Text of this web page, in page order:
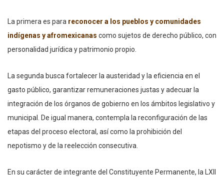
La primera es para reconocer a los pueblos y comunidades
indígenas y afromexicanas como sujetos de derecho público, con
personalidad jurídica y patrimonio propio.
La segunda busca fortalecer la austeridad y la eficiencia en el
gasto público, garantizar remuneraciones justas y adecuar la
integración de los órganos de gobierno en los ámbitos legislativo y
municipal. De igual manera, contempla la reconfiguración de las
etapas del proceso electoral, así como la prohibición del
nepotismo y de la reelección consecutiva.
En su carácter de integrante del Constituyente Permanente, la LXII